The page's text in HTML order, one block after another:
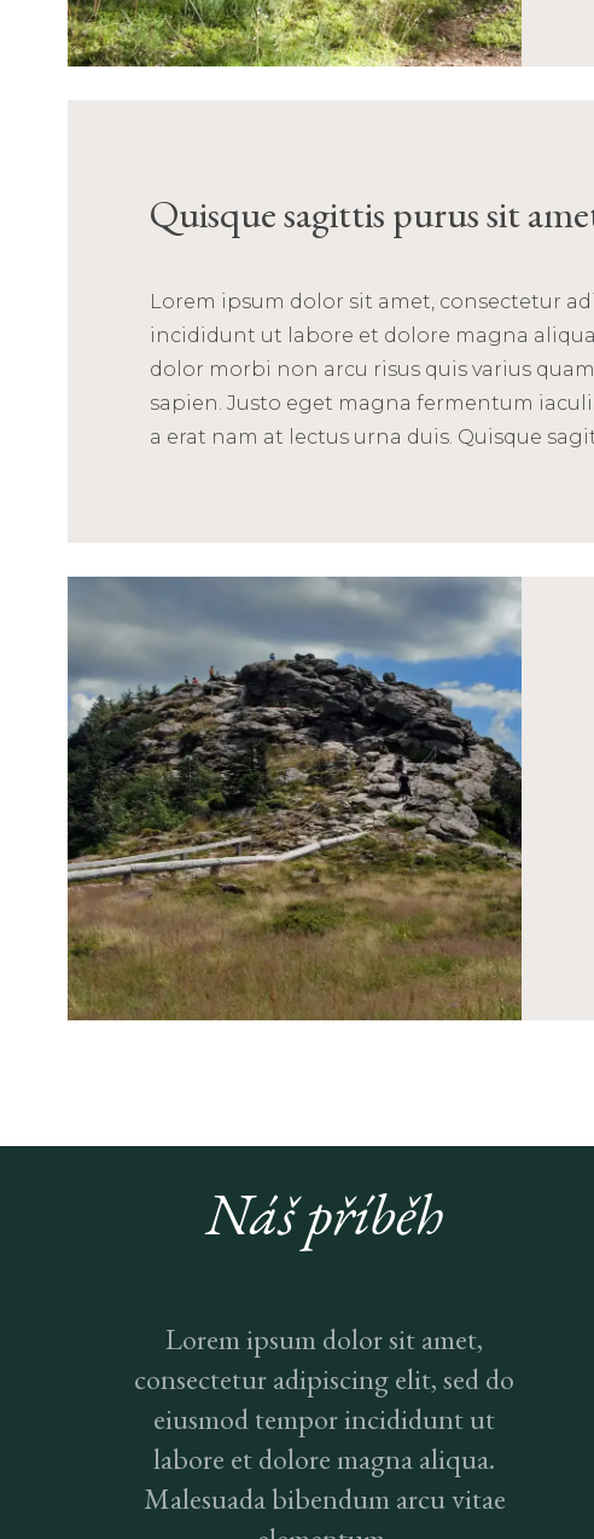
Quisque sagittis purus sit
Lorem ipsum dolor sit amet, consectetur
incididunt ut labore et dolore magna
dolor morbi non arcu risus quis varius
sapien. Justo eget magna fermentum
a erat nam at lectus urna duis. Quisque
Náš příběh
Lorem ipsum dolor sit amet,
consectetur adipiscing elit, sed do
eiusmod tempor incididunt ut
labore et dolore magna aliqua.
Malesuada bibendum arcu vitae